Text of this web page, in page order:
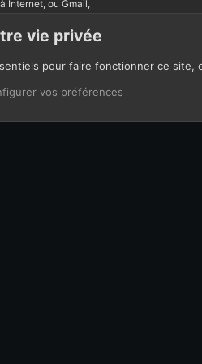
Internet, ou Gmail,
(FR)
vie privée
pour faire fonctionner ce site,
vos préférences